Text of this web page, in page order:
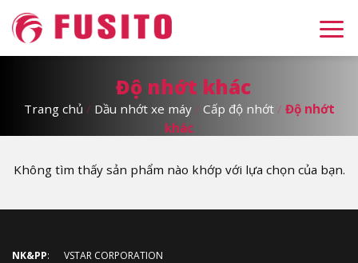
Skip
content
Độ nhớt khác
Trang chủ / Dầu nhớt xe máy / Cấp độ nhớt / Độ nhớt
khác
Không tìm thấy sản phẩm nào khớp với lựa chọn của bạn.
NK&PP: VSTAR CORPORATION